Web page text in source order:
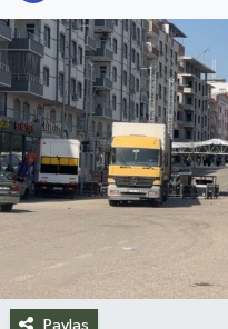
Paylaş
Kültür - Sanat
Siyaset
Spor
Teknoloji
Yazarlar
Haber Arşivi